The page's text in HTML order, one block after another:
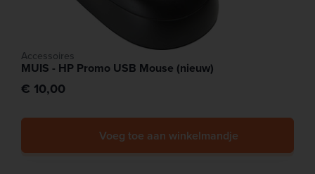
Accessoires
MUIS - HP Promo USB Mouse (nieuw)
€ 10,00
Voeg toe aan winkelmandje